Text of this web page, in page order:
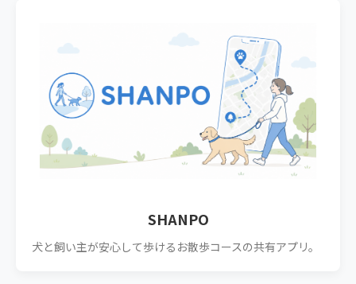
SHANPO
犬と飼い主が安心して歩けるお散歩コースの共有アプリ。